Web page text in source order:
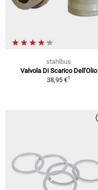
stahlbus
Valvola Di Scarico Dell'Olio
38,95 €1